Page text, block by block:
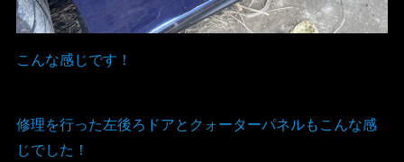
こんな感じです！
修理を行った左後ろドアとクォーターパネルもこんな感
じでした！